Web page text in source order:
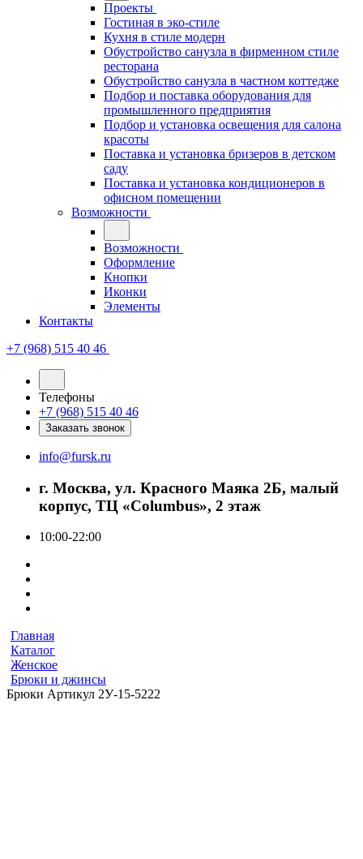
Проекты
Гостиная в эко-стиле
Кухня в стиле модерн
Обустройство санузла в фирменном стиле
ресторана
Обустройство санузла в частном коттедже
Подбор и поставка оборудования для
промышленного предприятия
Подбор и установка освещения для салона
красоты
Поставка и установка бризеров в детском
саду
Поставка и установка кондиционеров в
офисном помещении
Возможности
Возможности
Оформление
Кнопки
Иконки
Элементы
Контакты
+7 (968) 515 40 46
Телефоны
+7 (968) 515 40 46
Заказать звонок
info@fursk.ru
г. Москва, ул. Красного Маяка 2Б, малый
корпус, ТЦ «Columbus», 2 этаж
10:00-22:00
Главная
Каталог
Женское
Брюки и джинсы
Брюки Артикул 2У-15-5222